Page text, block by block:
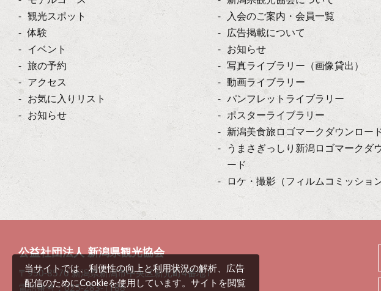
観光スポット
体験
イベント
旅の予約
アクセス
お気に入りリスト
お知らせ
入会のご案内・会員一覧
広告掲載について
お知らせ
写真ライブラリー（画像貸出）
動画ライブラリー
パンフレットライブラリー
ポスターライブラリー
新潟美食旅ロゴマークダウンロー
うまさぎっしり新潟ロゴマークダ
ード
ロケ・撮影（フィルムコミッション
公益社団法人 新潟県観光協会
〒950-8570 新潟県新潟市中央区新光町4番地1
電話番号：025-283-1188
当サイトでは、利便性の向上と利用状況の解析、広告
配信のためにCookieを使用しています。サイトを閲覧